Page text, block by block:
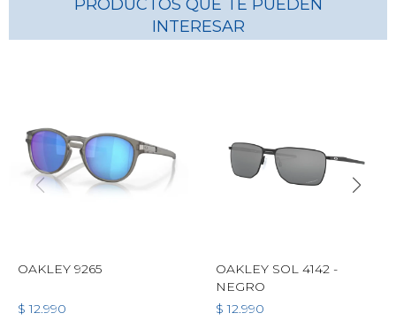
PRODUCTOS QUE TE PUEDEN
INTERESAR
OAKLEY 9265
$ 12.990
OAKLEY SOL 4142 -
NEGRO
$ 12.990